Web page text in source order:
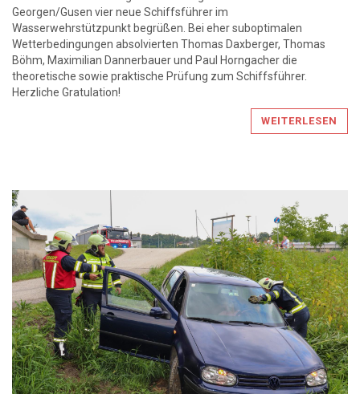
Georgen/Gusen vier neue Schiffsführer im
Wasserwehrstützpunkt begrüßen. Bei eher suboptimalen
Wetterbedingungen absolvierten Thomas Daxberger, Thomas
Böhm, Maximilian Dannerbauer und Paul Horngacher die
theoretische sowie praktische Prüfung zum Schiffsführer.
Herzliche Gratulation!
WEITERLESEN